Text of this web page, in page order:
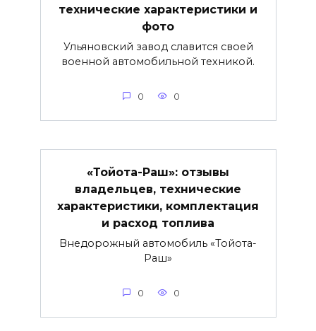
технические характеристики и
фото
Ульяновский завод славится своей
военной автомобильной техникой.
0 0
«Тойота-Раш»: отзывы
владельцев, технические
характеристики, комплектация
и расход топлива
Внедорожный автомобиль «Тойота-
Раш»
0 0